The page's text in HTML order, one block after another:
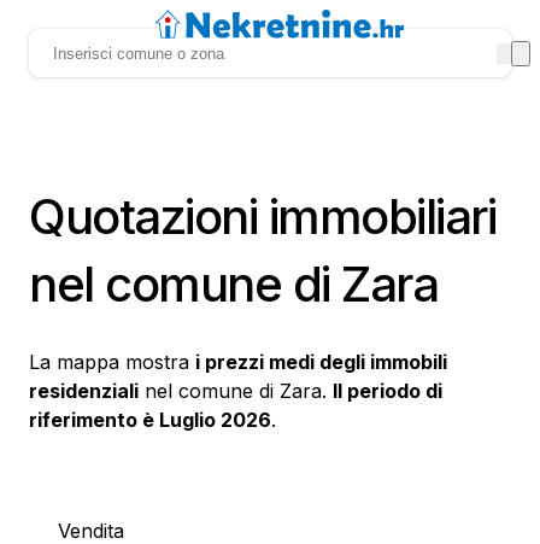
Quotazioni immobiliari
nel comune di Zara
La mappa mostra i prezzi medi degli immobili
residenziali nel comune di Zara. Il periodo di
riferimento è Luglio 2026.
Vendita